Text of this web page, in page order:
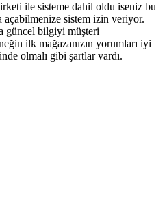
ile sisteme dahil oldu iseniz bu
açabilmenize sistem izin veriyor.
güncel bilgiyi müşteri
ilk mağazanızın yorumları iyi
olmalı gibi şartlar vardı.